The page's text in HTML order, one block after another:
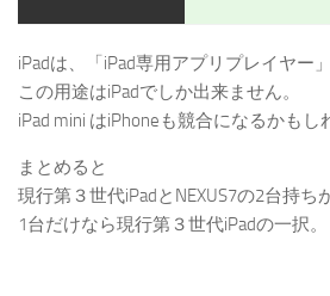
iPadは、「iPad専用アプリプレイヤー
この用途はiPadでしか出来ません。
iPad mini はiPhoneも競合になるかもし
まとめると
現行第３世代iPadとNEXUS7の2台持ち
1台だけなら現行第３世代iPadの一択。